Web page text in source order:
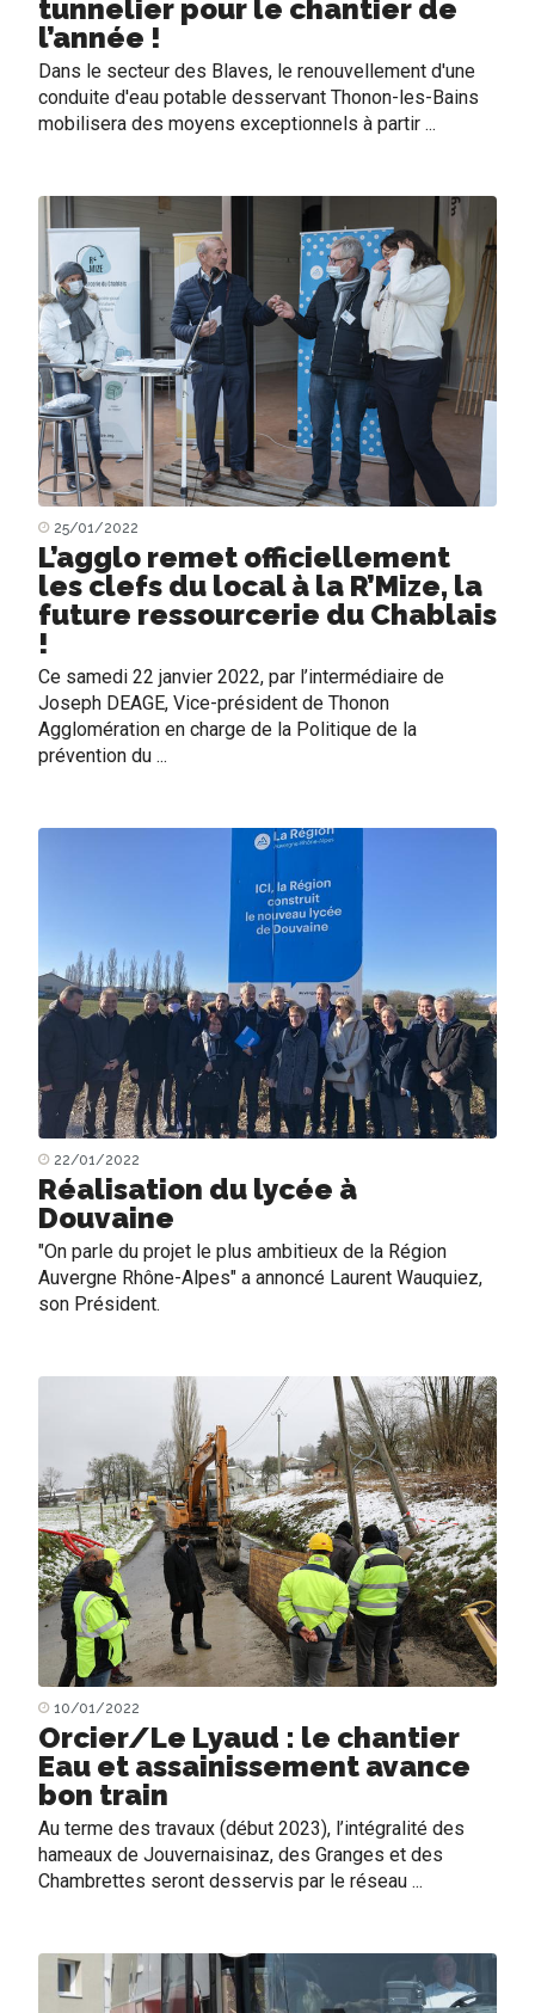
tunnelier pour le chantier de
l’année !
Dans le secteur des Blaves, le renouvellement d'une
conduite d'eau potable desservant Thonon-les-Bains
mobilisera des moyens exceptionnels à partir ...
25/01/2022
L’agglo remet officiellement
les clefs du local à la R’Mize, la
future ressourcerie du Chablais
!
Ce samedi 22 janvier 2022, par l’intermédiaire de
Joseph DEAGE, Vice-président de Thonon
Agglomération en charge de la Politique de la
prévention du ...
22/01/2022
Réalisation du lycée à
Douvaine
"On parle du projet le plus ambitieux de la Région
Auvergne Rhône-Alpes" a annoncé Laurent Wauquiez,
son Président.
10/01/2022
Orcier/Le Lyaud : le chantier
Eau et assainissement avance
bon train
Au terme des travaux (début 2023), l’intégralité des
hameaux de Jouvernaisinaz, des Granges et des
Chambrettes seront desservis par le réseau ...